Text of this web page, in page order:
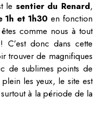
le sentier du Renard,
1h et 1h30 en fonction
comme nous à tout
C’est donc dans cette
trouver de magnifiques
de sublimes points de
les yeux, le site est
à la période de la